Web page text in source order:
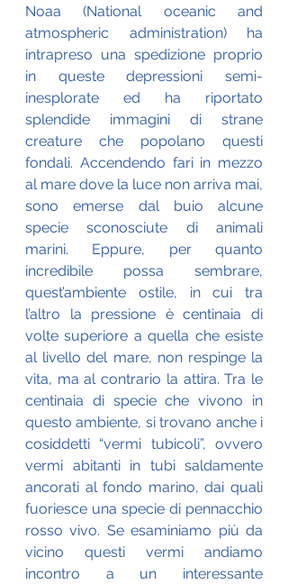
Noaa (National oceanic and
atmospheric administration) ha
intrapreso una spedizione proprio
in queste depressioni semi-
inesplorate ed ha riportato
splendide immagini di strane
creature che popolano questi
fondali. Accendendo fari in mezzo
al mare dove la luce non arriva mai,
sono emerse dal buio alcune
specie sconosciute di animali
marini. Eppure, per quanto
incredibile possa sembrare,
quest’ambiente ostile, in cui tra
l’altro la pressione è centinaia di
volte superiore a quella che esiste
al livello del mare, non respinge la
vita, ma al contrario la attira. Tra le
centinaia di specie che vivono in
questo ambiente, si trovano anche i
cosiddetti “vermi tubicoli”, ovvero
vermi abitanti in tubi saldamente
ancorati al fondo marino, dai quali
fuoriesce una specie di pennacchio
rosso vivo. Se esaminiamo più da
vicino questi vermi andiamo
incontro a un interessante